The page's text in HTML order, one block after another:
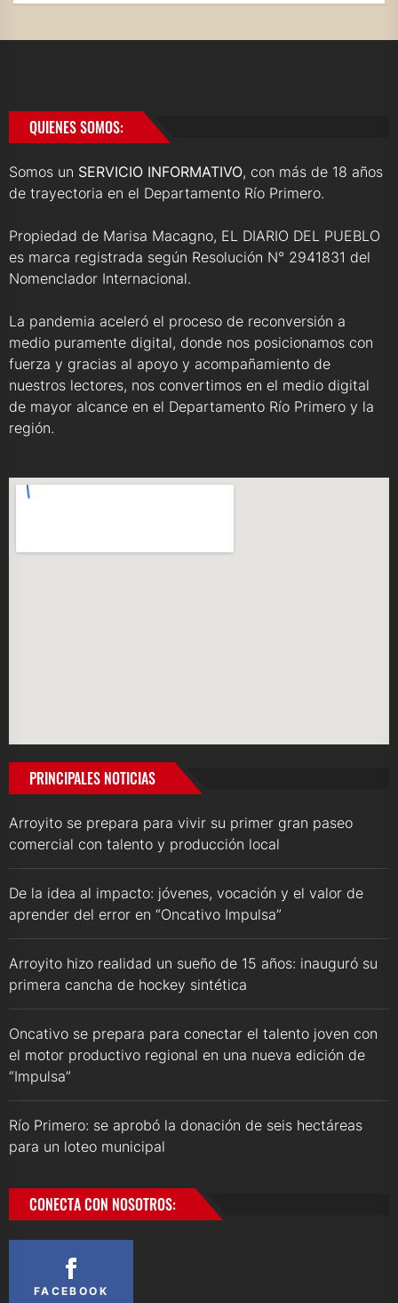
QUIENES SOMOS:
Somos un SERVICIO INFORMATIVO, con más de 18 años
de trayectoria en el Departamento Río Primero.
Propiedad de Marisa Macagno, EL DIARIO DEL PUEBLO
es marca registrada según Resolución N° 2941831 del
Nomenclador Internacional.
La pandemia aceleró el proceso de reconversión a
medio puramente digital, donde nos posicionamos con
fuerza y gracias al apoyo y acompañamiento de
nuestros lectores, nos convertimos en el medio digital
de mayor alcance en el Departamento Río Primero y la
región.
PRINCIPALES NOTICIAS
Arroyito se prepara para vivir su primer gran paseo
comercial con talento y producción local
De la idea al impacto: jóvenes, vocación y el valor de
aprender del error en “Oncativo Impulsa”
Arroyito hizo realidad un sueño de 15 años: inauguró su
primera cancha de hockey sintética
Oncativo se prepara para conectar el talento joven con
el motor productivo regional en una nueva edición de
“Impulsa”
Río Primero: se aprobó la donación de seis hectáreas
para un loteo municipal
CONECTA CON NOSOTROS:
FACEBOOK